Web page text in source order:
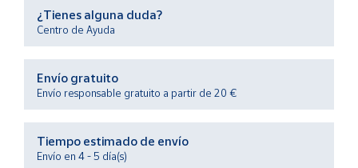
Ayuda
Centro
de ayuda
Contacto
¿Tienes alguna duda?
Centro de Ayuda
Envío gratuito
Envío responsable gratuito a partir de 20 €
Tiempo estimado de envío
Envío en 4 - 5 día(s)